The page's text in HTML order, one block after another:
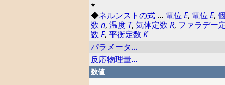
*
◆ネルンストの式 … 電位E, 電位E,
数n, 温度 T, 気体定数R, ファラデー
数F, 平衡定数K
パラメータ…
反応物理量…
数値